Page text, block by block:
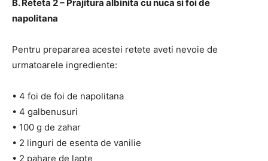
B. Reteta 2 – Prajitura albinita cu nuca si foi de
napolitana
Pentru prepararea acestei retete aveti nevoie de
urmatoarele ingrediente:
• 4 foi de foi de napolitana
• 4 galbenusuri
• 100 g de zahar
• 2 linguri de esenta de vanilie
• 2 pahare de lapte